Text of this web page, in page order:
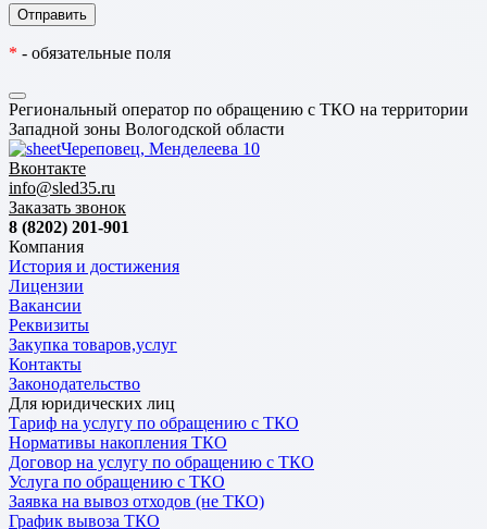
* - обязательные поля
Региональный оператор по обращению с ТКО на территории
Западной зоны Вологодской области
Череповец, Менделеева 10
Вконтакте
info@sled35.ru
Заказать звонок
8 (8202) 201-901
Компания
История и достижения
Лицензии
Вакансии
Реквизиты
Закупка товаров,услуг
Контакты
Законодательство
Для юридических лиц
Тариф на услугу по обращению с ТКО
Нормативы накопления ТКО
Договор на услугу по обращению с ТКО
Услуга по обращению с ТКО
Заявка на вывоз отходов (не ТКО)
График вывоза ТКО